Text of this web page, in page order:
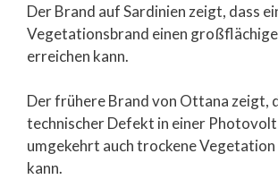
Der Brand auf Sardinien zeigt, dass
Vegetationsbrand einen
erreichen kann.
Der frühere Brand von Ottana zeigt,
technischer Defekt in einer
umgekehrt auch trockene
kann.